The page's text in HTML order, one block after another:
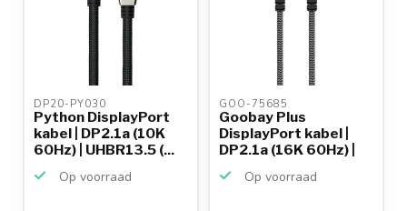
DP20-PY030
Python DisplayPort
kabel | DP2.1a (10K
60Hz) | UHBR13.5 (...
Op voorraad
GOO-75685
Goobay Plus
DisplayPort kabel |
DP2.1a (16K 60Hz) |
Op voorraad